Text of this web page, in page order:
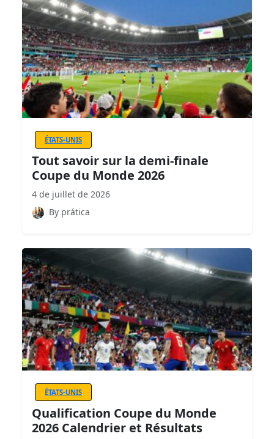
ÉTATS-UNIS
Tout savoir sur la demi-finale
Coupe du Monde 2026
4 de juillet de 2026
By prática
ÉTATS-UNIS
Qualification Coupe du Monde
2026 Calendrier et Résultats